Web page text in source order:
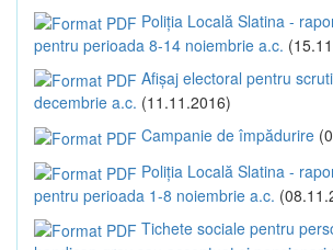
Poliția Locală Slatina -
pentru perioada 8-14 noiembrie a.c.
Afișaj electoral pentru
decembrie a.c. (11.11.2016)
Campanie de împădurire
Poliția Locală Slatina -
pentru perioada 1-8 noiembrie a.c.
Tichete sociale pentru